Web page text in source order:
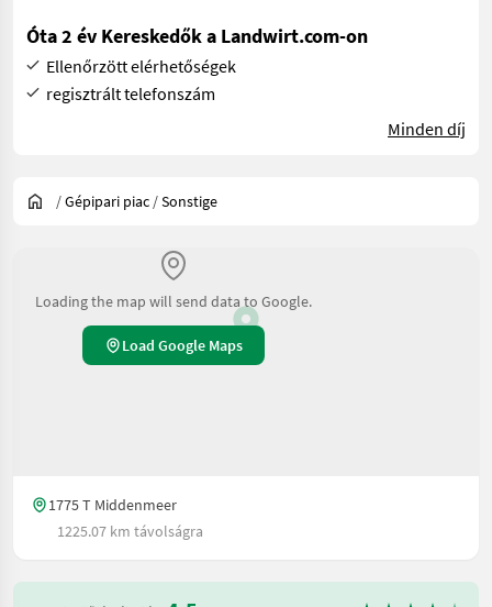
Óta 2 év Kereskedők a Landwirt.com-on
Ellenőrzött elérhetőségek
regisztrált telefonszám
Minden díj
/Gépipari piac /Sonstige
Loading the map will send data to Google.
Load Google Maps
1775 T Middenmeer
1225.07 km távolságra